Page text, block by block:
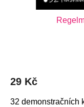
29 Kč
32 demonstračních